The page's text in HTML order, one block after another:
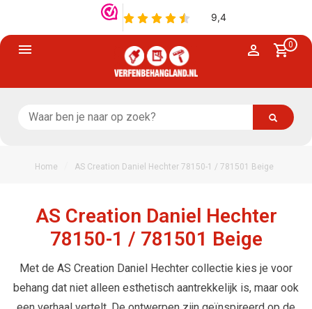
0
Home AS Creation Daniel Hechter 78150-1 / 781501 Beige
AS Creation Daniel Hechter
78150-1 / 781501 Beige
Met de AS Creation Daniel Hechter collectie kies je voor
behang dat niet alleen esthetisch aantrekkelijk is, maar ook